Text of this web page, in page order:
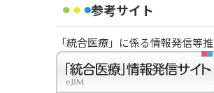
参考サイト
「統合医療」に係る情報発信等